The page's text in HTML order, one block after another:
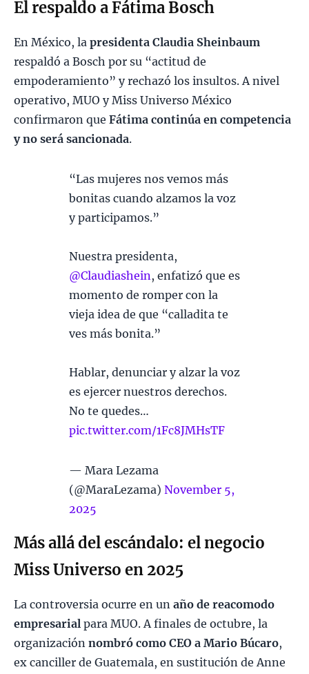
El respaldo a Fátima Bosch
En México, la presidenta Claudia Sheinbaum
respaldó a Bosch por su “actitud de
empoderamiento” y rechazó los insultos. A nivel
operativo, MUO y Miss Universo México
confirmaron que Fátima continúa en competencia
y no será sancionada.
“Las mujeres nos vemos más
bonitas cuando alzamos la voz
y participamos.”
Nuestra presidenta,
@Claudiashein , enfatizó que es
momento de romper con la
vieja idea de que “calladita te
ves más bonita.”
Hablar, denunciar y alzar la voz
es ejercer nuestros derechos.
No te quedes…
pic.twitter.com/1Fc8JMHsTF
— Mara Lezama
(@MaraLezama) November 5,
2025
Más allá del escándalo: el negocio
Miss Universo en 2025
La controversia ocurre en un año de reacomodo
empresarial para MUO. A finales de octubre, la
organización nombró como CEO a Mario Búcaro,
ex canciller de Guatemala, en sustitución de Anne